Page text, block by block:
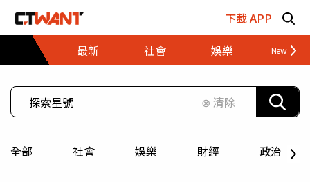
下載 APP
最新
社會 娛樂 財經
⊗ 清除
全部 社會 娛樂 財經 政治